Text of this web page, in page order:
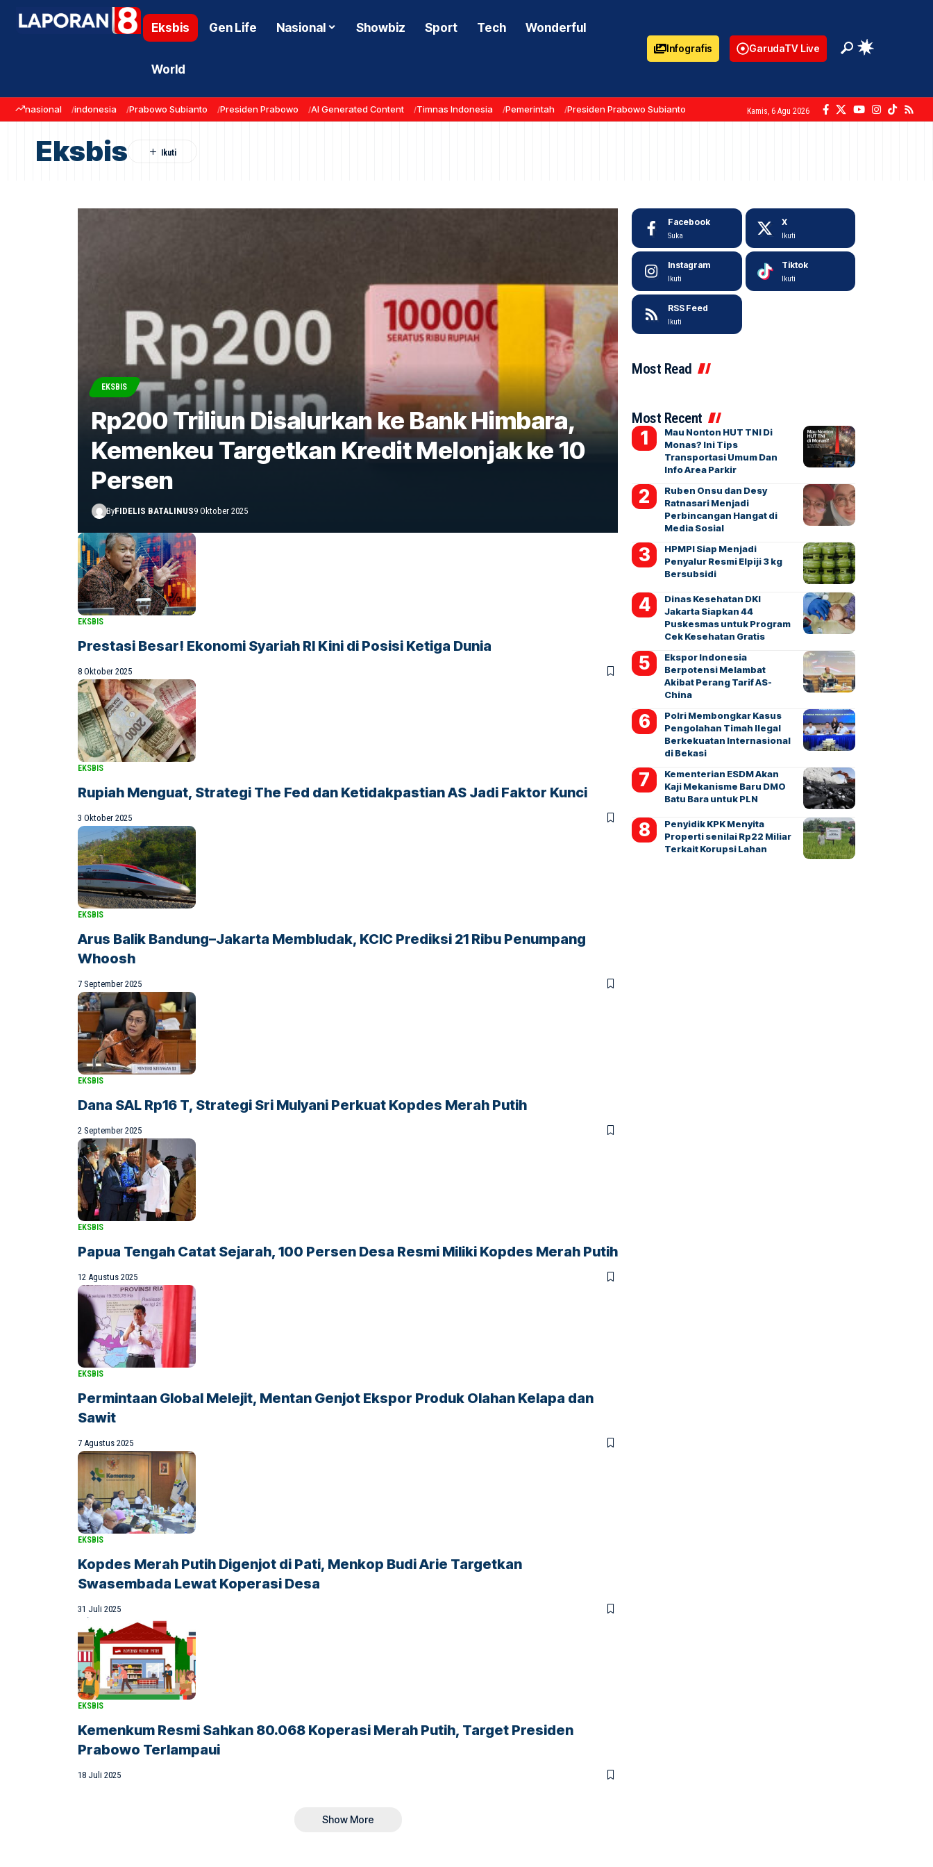
Eksbis Gen Life Nasional Showbiz Sport Tech Wonderful
World
Infografis GarudaTV Live
nasional indonesia Prabowo Subianto Presiden Prabowo AI Generated Content Timnas Indonesia Pemerintah Presiden Prabowo Subianto Kamis, 6 Agu 2026
Eksbis
EKSBIS
Rp200 Triliun Disalurkan ke Bank Himbara,
Kemenkeu Targetkan Kredit Melonjak ke 10
Persen
ByFIDELIS BATALINUS9 Oktober 2025
EKSBIS
Prestasi Besar! Ekonomi Syariah RI Kini di Posisi Ketiga Dunia
8 Oktober 2025
EKSBIS
Rupiah Menguat, Strategi The Fed dan Ketidakpastian AS Jadi Faktor Kunci
3 Oktober 2025
EKSBIS
Arus Balik Bandung–Jakarta Membludak, KCIC Prediksi 21 Ribu Penumpang
Whoosh
7 September 2025
EKSBIS
Dana SAL Rp16 T, Strategi Sri Mulyani Perkuat Kopdes Merah Putih
2 September 2025
EKSBIS
Papua Tengah Catat Sejarah, 100 Persen Desa Resmi Miliki Kopdes Merah Putih
12 Agustus 2025
EKSBIS
Permintaan Global Melejit, Mentan Genjot Ekspor Produk Olahan Kelapa dan
Sawit
7 Agustus 2025
EKSBIS
Kopdes Merah Putih Digenjot di Pati, Menkop Budi Arie Targetkan
Swasembada Lewat Koperasi Desa
31 Juli 2025
EKSBIS
Kemenkum Resmi Sahkan 80.068 Koperasi Merah Putih, Target Presiden
Prabowo Terlampaui
18 Juli 2025
Show More
Facebook
Suka
X
Ikuti
Instagram
Ikuti
Tiktok
Ikuti
RSS Feed
Ikuti
Most Read
Most Recent
Mau Nonton HUT TNI Di
Monas? Ini Tips
Transportasi Umum Dan
Info Area Parkir
Ruben Onsu dan Desy
Ratnasari Menjadi
Perbincangan Hangat di
Media Sosial
HPMPI Siap Menjadi
Penyalur Resmi Elpiji 3 kg
Bersubsidi
Dinas Kesehatan DKI
Jakarta Siapkan 44
Puskesmas untuk Program
Cek Kesehatan Gratis
Ekspor Indonesia
Berpotensi Melambat
Akibat Perang Tarif AS-
China
Polri Membongkar Kasus
Pengolahan Timah Ilegal
Berkekuatan Internasional
di Bekasi
Kementerian ESDM Akan
Kaji Mekanisme Baru DMO
Batu Bara untuk PLN
Penyidik KPK Menyita
Properti senilai Rp22 Miliar
Terkait Korupsi Lahan